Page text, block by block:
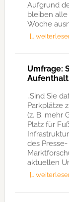
Aufgrund
bleiben
Woche
[…
Umfrage:
„Sind Sie
Parkplätze
(z. B. mehr
Platz für
des
aktuellen
[…